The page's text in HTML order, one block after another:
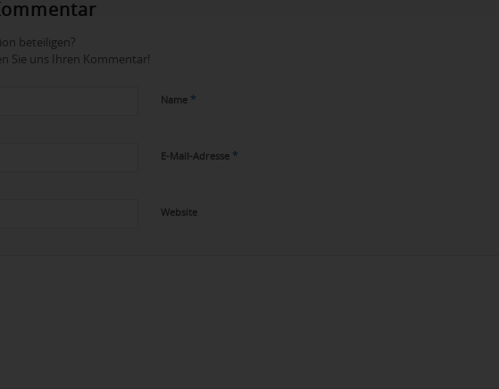
beteiligen?
Sie uns Ihren Kommentar!
Name *
E-Mail-Adresse *
Website